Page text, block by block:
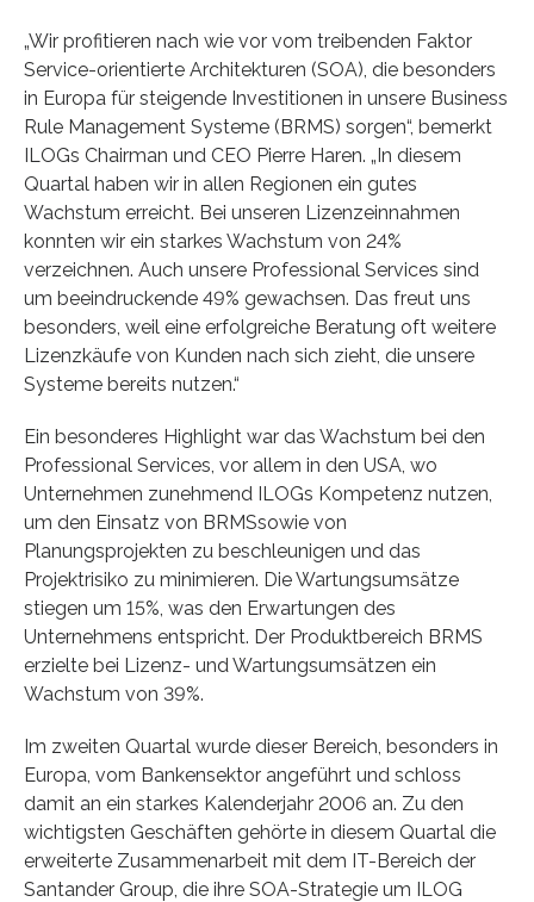
„Wir profitieren nach wie vor vom treibenden Faktor
Service-orientierte Architekturen (SOA), die besonders
in Europa für steigende Investitionen in unsere Business
Rule Management Systeme (BRMS) sorgen“, bemerkt
ILOGs Chairman und CEO Pierre Haren. „In diesem
Quartal haben wir in allen Regionen ein gutes
Wachstum erreicht. Bei unseren Lizenzeinnahmen
konnten wir ein starkes Wachstum von 24%
verzeichnen. Auch unsere Professional Services sind
um beeindruckende 49% gewachsen. Das freut uns
besonders, weil eine erfolgreiche Beratung oft weitere
Lizenzkäufe von Kunden nach sich zieht, die unsere
Systeme bereits nutzen.“
Ein besonderes Highlight war das Wachstum bei den
Professional Services, vor allem in den USA, wo
Unternehmen zunehmend ILOGs Kompetenz nutzen,
um den Einsatz von BRMSsowie von
Planungsprojekten zu beschleunigen und das
Projektrisiko zu minimieren. Die Wartungsumsätze
stiegen um 15%, was den Erwartungen des
Unternehmens entspricht. Der Produktbereich BRMS
erzielte bei Lizenz- und Wartungsumsätzen ein
Wachstum von 39%.
Im zweiten Quartal wurde dieser Bereich, besonders in
Europa, vom Bankensektor angeführt und schloss
damit an ein starkes Kalenderjahr 2006 an. Zu den
wichtigsten Geschäften gehörte in diesem Quartal die
erweiterte Zusammenarbeit mit dem IT-Bereich der
Santander Group, die ihre SOA-Strategie um ILOG